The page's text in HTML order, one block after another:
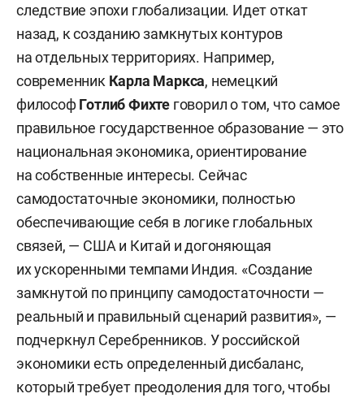
следствие эпохи глобализации. Идет откат
назад, к созданию замкнутых контуров
на отдельных территориях. Например,
современник Карла Маркса, немецкий
философГотлиб Фихте говорил о том, что самое
правильное государственное образование — это
национальная экономика, ориентирование
на собственные интересы. Сейчас
самодостаточные экономики, полностью
обеспечивающие себя в логике глобальных
связей, — США и Китай и догоняющая
их ускоренными темпами Индия. «Создание
замкнутой по принципу самодостаточности —
реальный и правильный сценарий развития», —
подчеркнул Серебренников. У российской
экономики есть определенный дисбаланс,
который требует преодоления для того, чтобы